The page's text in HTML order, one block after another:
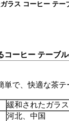
ラス コーヒー テー
ーヒー テーブ
で、快適な茶
緩和されたガラ
河北、中国